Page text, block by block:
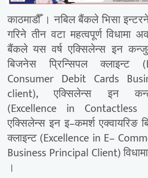
काठमाडौँ । नबिल बैंकले भिसा
गरिने तीन वटा महत्वपूर्ण विधामा
बैंकले यस वर्ष एक्सिलेन्स इन
बिजनेस प्रिन्सिपल क्लाइन्ट
Consumer Debit Cards
client), एक्सिलेन्स इन
(Excellence in
एक्सिलेन्स इन इ–कमर्श एक्वायरिङ
क्लाइन्ट (Excellence in E–
Business Principal Client)
।